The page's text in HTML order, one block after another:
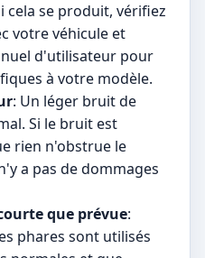
cela se produit, vérifiez
votre véhicule et
d'utilisateur pour
à votre modèle.
: Un léger bruit de
Si le bruit est
rien n'obstrue le
a pas de dommages
que prévue:
phares sont utilisés